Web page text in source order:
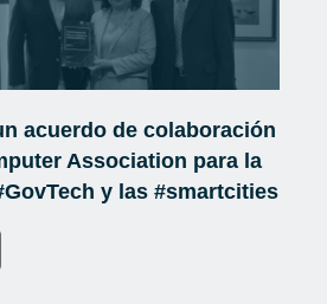
acuerdo de colaboración
Association para la
y las #smartcities